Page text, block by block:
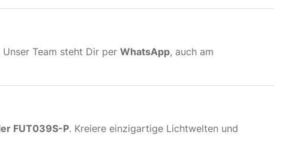
Unser Team steht Dir per WhatsApp, auch am
FUT039S-P. Kreiere einzigartige Lichtwelten und